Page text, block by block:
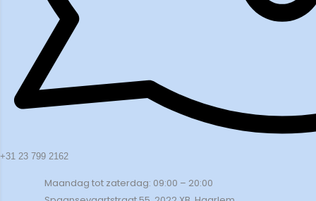
+31 23 799 2162
Maandag tot zaterdag: 09:00 – 20:00